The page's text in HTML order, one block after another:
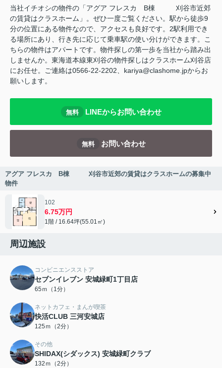
当社イチオシの物件の「アグア フレスカ B棟 刈谷市近郊
の賃貸はクラスホーム」。ぜひ一度ご覧ください。駅から徒歩9
分の位置にある物件なので、アクセスも良好です。2駅利用でき
る場所にあり、行き先に応じて乗車駅の使い分けができます。こ
ちらの物件はアパートです。物件探しの第一歩を当社から踏み出
しませんか。東海道本線東刈谷の物件探しはクラスホーム刈谷店
にお任せ。ご連絡は0566-22-2202、kariya@clashome.jpからお
願いします。
無料 LINEからお問い合わせ
無料 お問い合わせ
アグア フレスカ B棟 刈谷市近郊の賃貸はクラスホームの募集中
物件
102
6.75万円
1階 / 16.64坪(55.01㎡)
周辺施設
コンビニエンスストア
セブンイレブン 安城緑町1丁目店
65ｍ（1分）
ネットカフェ・まんが喫茶
快活CLUB 三河安城店
125ｍ（2分）
その他
SHIDAX(シダックス) 安城緑町クラブ
132ｍ（2分）